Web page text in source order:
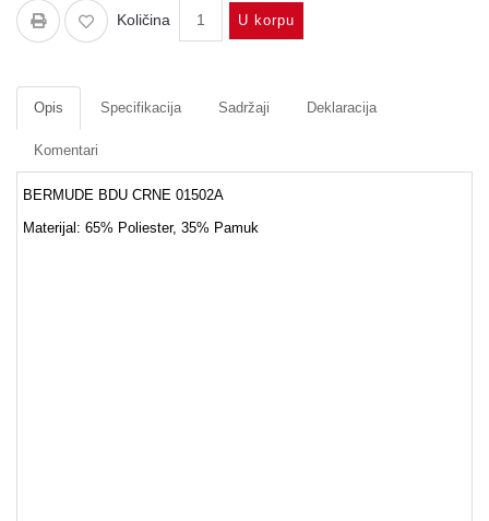
Količina U korpu
Opis Specifikacija Sadržaji Deklaracija
Komentari
BERMUDE BDU CRNE 01502A
Materijal: 65% Poliester, 35% Pamuk